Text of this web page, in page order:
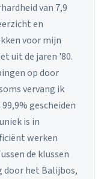
van 7,9
en
voor mijn
uit de jaren '80.
op door
vervang ik
gescheiden
is in
werken
de klussen
door het Balijbos,